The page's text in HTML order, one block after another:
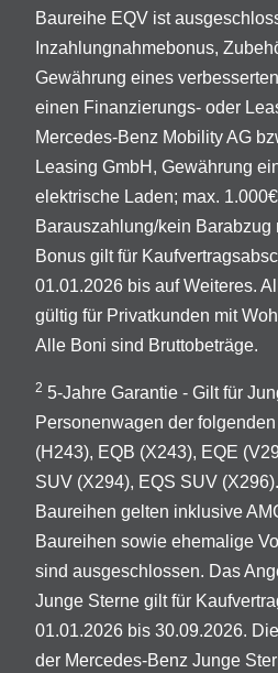
Baureihe EQV ist
Inzahlungnahmebonus,
Gewährung eines
einen Finanzierungs- oder
Mercedes-Benz Mobility AG
Leasing GmbH, Gewährung
elektrische Laden; max.
Barauszahlung/kein Barabzug
Bonus gilt für
01.01.2026 bis auf Weiteres.
gültig für Privatkunden mit
Alle Boni sind Bruttobeträge.
2 5-Jahre Garantie - Gilt für
Personenwagen der
(H243), EQB (X243), EQE
SUV (X294), EQS SUV
Baureihen gelten inklusive
Baureihen sowie ehemalige
sind ausgeschlossen. Das
Junge Sterne gilt für
01.01.2026 bis 30.09.2026.
der Mercedes-Benz Junge